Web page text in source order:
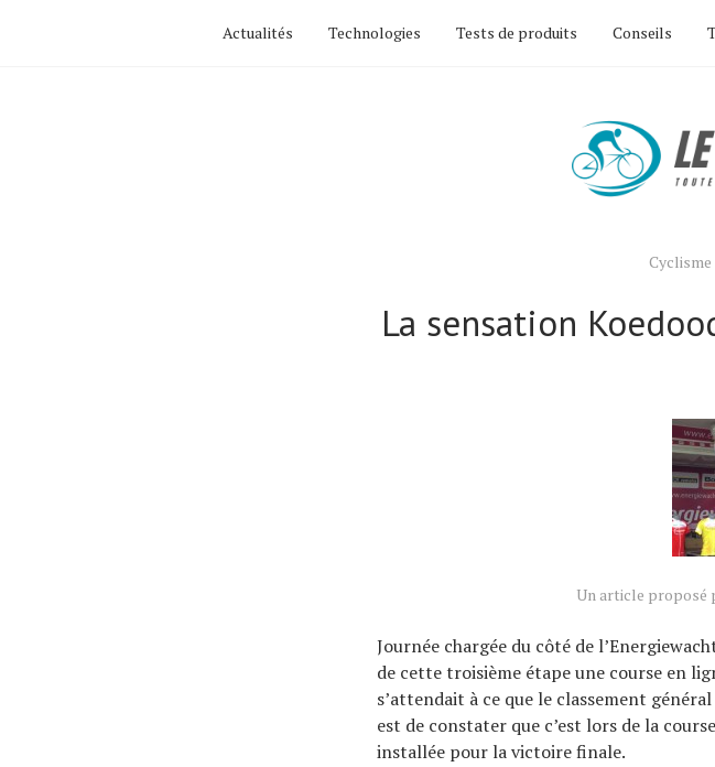
Actualités Technologies Tests de produits Conseils
La sensation
Un article proposé
Journée chargée du côté de
de cette troisième étape une course en
s’attendait à ce que le classement
est de constater que c’est lors de la
installée pour la victoire finale.